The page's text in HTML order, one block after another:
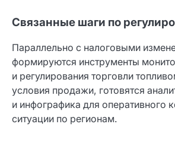
Связанные шаги по
Параллельно с налоговыми
формируются инструменты
и регулирования торговли
условия продажи, готовятся
и инфографика для оперативного
ситуации по регионам.